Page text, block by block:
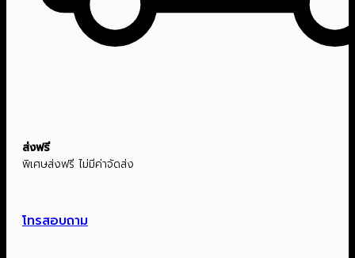
ส่งฟรี
พิเศษส่งฟรี ไม่มีค่าจัดส่ง
โทรสอบถาม